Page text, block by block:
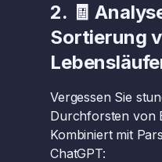
2. 🧾
Sortierung
Vergessen Sie
Durchforsten von
Kombiniert mit
ChatGPT: